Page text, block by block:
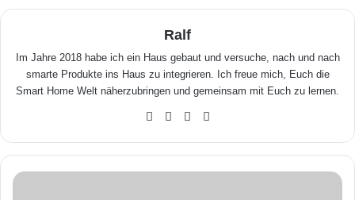
Ralf
Im Jahre 2018 habe ich ein Haus gebaut und versuche, nach und nach
smarte Produkte ins Haus zu integrieren. Ich freue mich, Euch die
Smart Home Welt näherzubringen und gemeinsam mit Euch zu lernen.
We
ite
Fa
ook
X
be
W